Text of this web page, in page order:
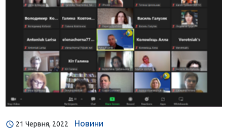
21 Червня, 2022 Новини